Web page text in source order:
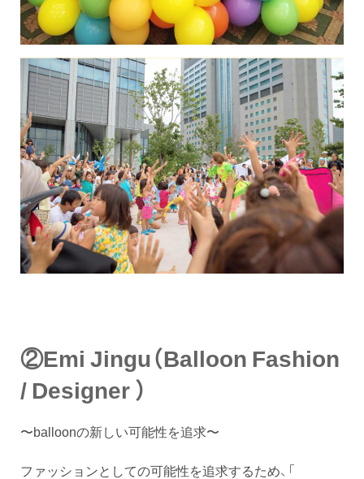
②Emi Jingu（Balloon Fashion
/ Designer ）
〜balloonの新しい可能性を追求〜
ファッションとしての可能性を追求するため、「